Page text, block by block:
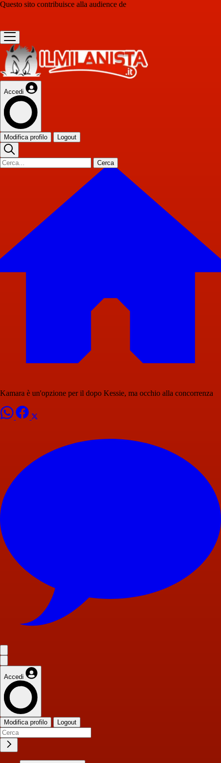
Questo sito contribuisce alla audience de
Accedi
Modifica profilo Logout
Cerca
Kamara è un'opzione per il dopo Kessie, ma occhio alla concorrenza
Accedi
Modifica profilo Logout